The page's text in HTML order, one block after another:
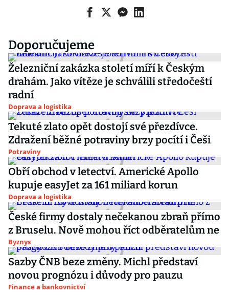
Doporučujeme
Železniční zakázka století míří k Českým
drahám. Jako vítěze je schválili středočeští
radní
Doprava a logistika
Tekuté zlato opět dostojí své přezdívce.
Zdražení běžné potraviny brzy pocítí i Češi
Potraviny
Obří obchod v letectví. Americké Apollo
kupuje easyJet za 161 miliard korun
Doprava a logistika
České firmy dostaly nečekanou zbraň přímo
z Bruselu. Nově mohou říct odběratelům ne
Byznys
Sazby ČNB beze změny. Michl představí
novou prognózu i důvody pro pauzu
Finance a bankovnictví